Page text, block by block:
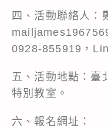
四、活動聯絡人：
0928-855919，
五、活動地點：臺
特別教室。
六、報名網址：